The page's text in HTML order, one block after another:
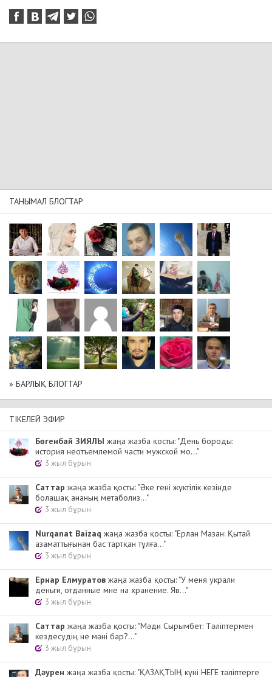
ТАНЫМАЛ БЛОГТАР
» БАРЛЫҚ БЛОГТАР
ТІКЕЛЕЙ ЭФИР
Бөгенбай ЗИЯЛЫ жаңа жазба қосты: "День бороды:
история неотъемлемой части мужской мо..."
3 жыл бұрын
Cаттар жаңа жазба қосты: "Әке гені жүктілік кезінде
болашақ ананың метаболиз..."
3 жыл бұрын
Nurqanat Baizaq жаңа жазба қосты: "Ерлан Мазан: Қытай
азаматтығынан бас тартқан тұлға..."
3 жыл бұрын
Ернар Елмуратов жаңа жазба қосты: "У меня украли
деньги, отданные мне на хранение. Яв..."
3 жыл бұрын
Cаттар жаңа жазба қосты: "Мәди Сырымбет: Тәліптермен
кездесудің не мәні бар?..."
3 жыл бұрын
Дәурен жаңа жазба қосты: "ҚАЗАҚТЫҢ күні НЕГЕ тәліптерге